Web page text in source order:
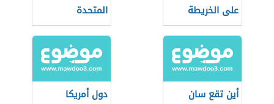
على الخريطة
المتحدة
أين تقع سان
دول أمريكا